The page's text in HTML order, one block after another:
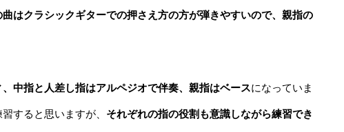
曲はクラシックギターでの押さえ方の方が弾きやすいので、親指の
中指と人差し指はアルペジオで伴奏、親指はベースになっていま
すると思いますが、 それぞれの指の役割も意識しながら練習でき